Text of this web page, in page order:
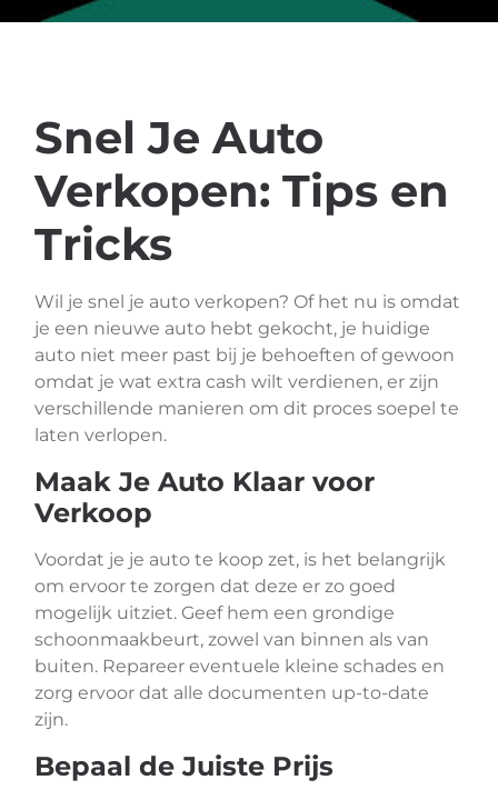
Snel Je Auto
Verkopen: Tips en
Tricks
Wil je snel je auto verkopen? Of het nu is omdat
je een nieuwe auto hebt gekocht, je huidige
auto niet meer past bij je behoeften of gewoon
omdat je wat extra cash wilt verdienen, er zijn
verschillende manieren om dit proces soepel te
laten verlopen.
Maak Je Auto Klaar voor
Verkoop
Voordat je je auto te koop zet, is het belangrijk
om ervoor te zorgen dat deze er zo goed
mogelijk uitziet. Geef hem een grondige
schoonmaakbeurt, zowel van binnen als van
buiten. Repareer eventuele kleine schades en
zorg ervoor dat alle documenten up-to-date
zijn.
Bepaal de Juiste Prijs